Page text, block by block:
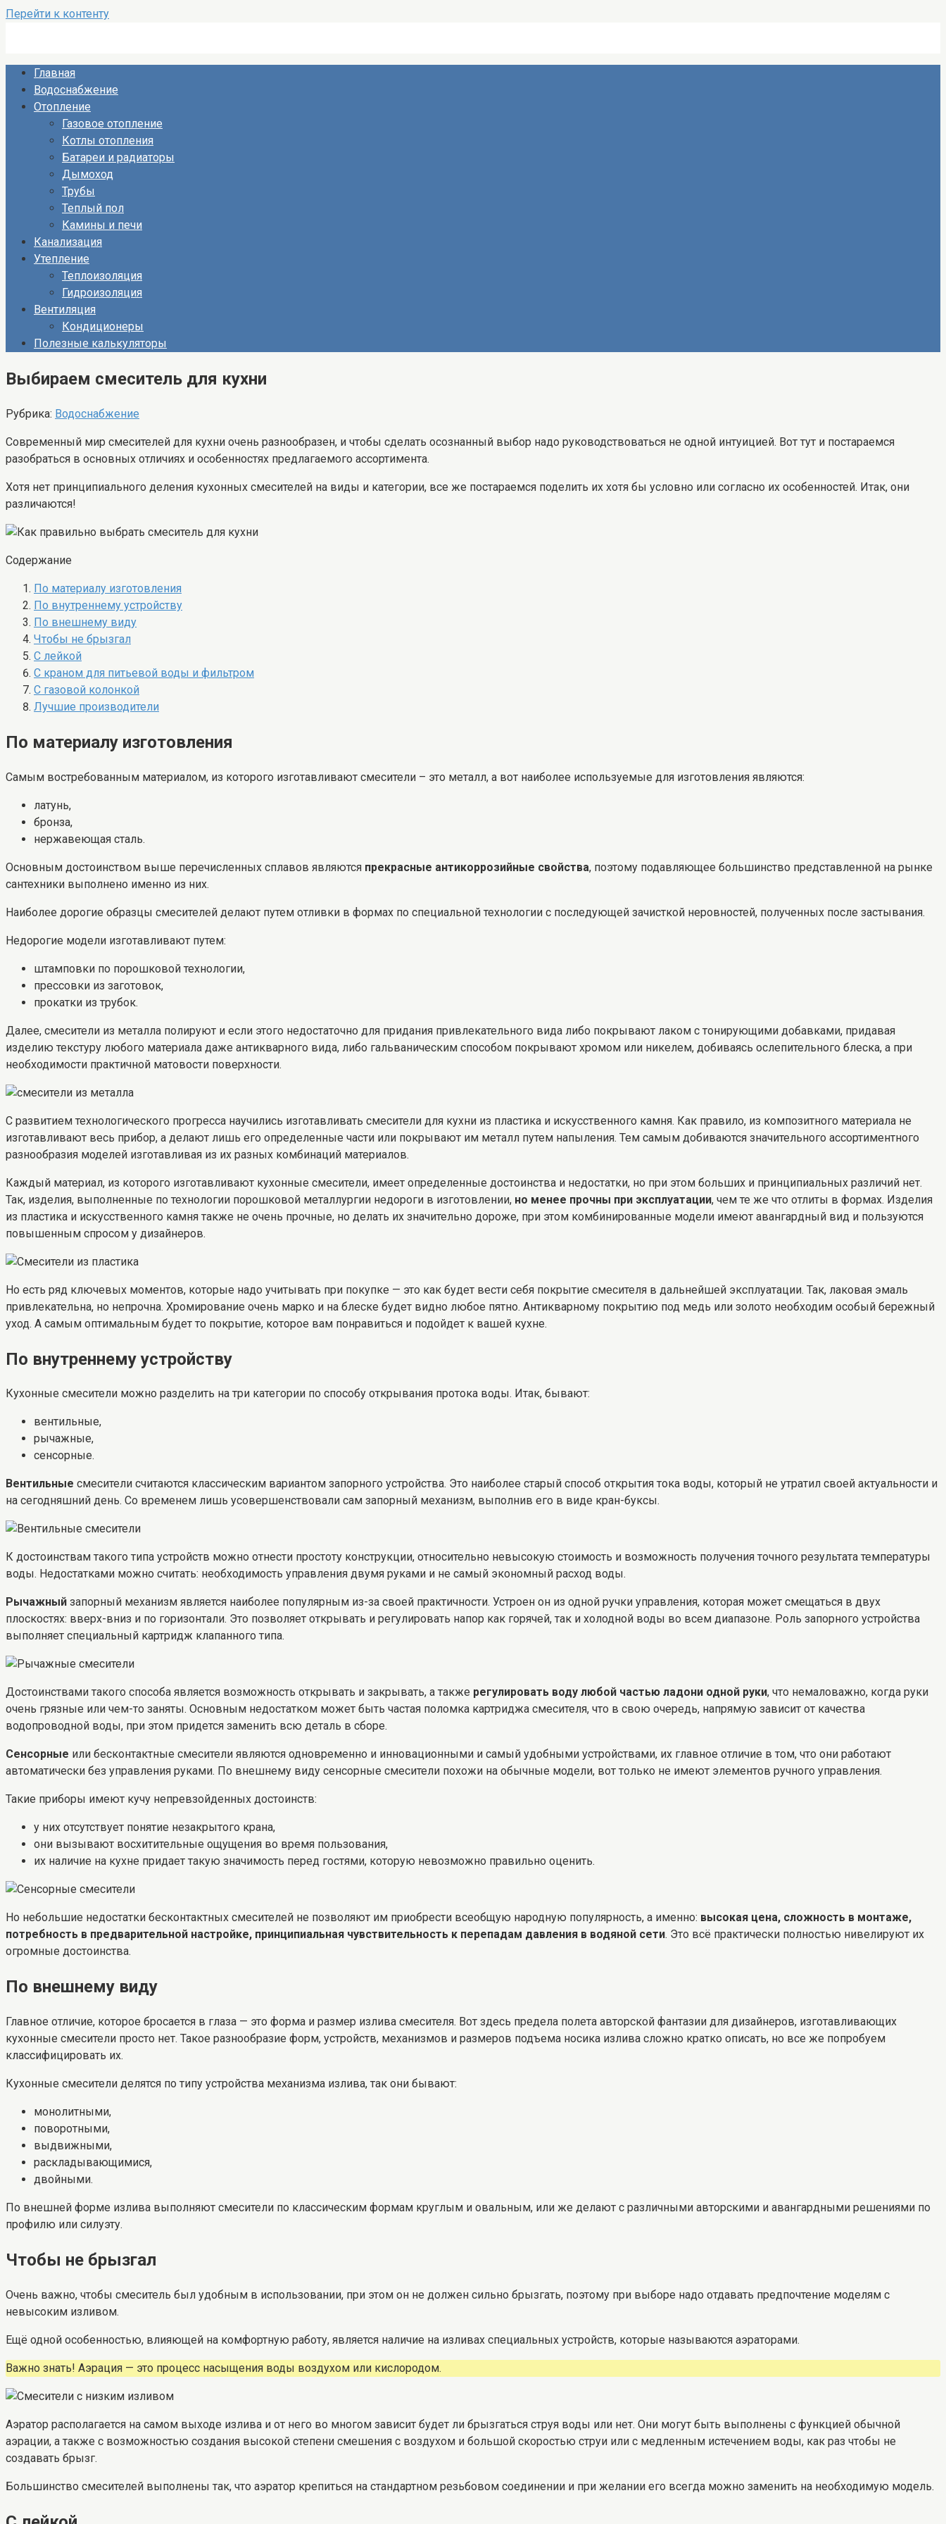
Перейти к контенту
Главная
Водоснабжение
Отопление
Газовое отопление
Котлы отопления
Батареи и радиаторы
Дымоход
Трубы
Теплый пол
Камины и печи
Канализация
Утепление
Теплоизоляция
Гидроизоляция
Вентиляция
Кондиционеры
Полезные калькуляторы
Выбираем смеситель для кухни
Рубрика: Водоснабжение
Современный мир смесителей для кухни очень разнообразен, и чтобы сделать осознанный выбор надо руководствоваться не одной интуицией. Вот тут и постараемся
разобраться в основных отличиях и особенностях предлагаемого ассортимента.
Хотя нет принципиального деления кухонных смесителей на виды и категории, все же постараемся поделить их хотя бы условно или согласно их особенностей. Итак, они
различаются!
Содержание
По материалу изготовления
По внутреннему устройству
По внешнему виду
Чтобы не брызгал
С лейкой
С краном для питьевой воды и фильтром
С газовой колонкой
Лучшие производители
По материалу изготовления
Самым востребованным материалом, из которого изготавливают смесители – это металл, а вот наиболее используемые для изготовления являются:
латунь,
бронза,
нержавеющая сталь.
Основным достоинством выше перечисленных сплавов являются прекрасные антикоррозийные свойства, поэтому подавляющее большинство представленной на рынке
сантехники выполнено именно из них.
Наиболее дорогие образцы смесителей делают путем отливки в формах по специальной технологии с последующей зачисткой неровностей, полученных после застывания.
Недорогие модели изготавливают путем:
штамповки по порошковой технологии,
прессовки из заготовок,
прокатки из трубок.
Далее, смесители из металла полируют и если этого недостаточно для придания привлекательного вида либо покрывают лаком с тонирующими добавками, придавая
изделию текстуру любого материала даже антикварного вида, либо гальваническим способом покрывают хромом или никелем, добиваясь ослепительного блеска, а при
необходимости практичной матовости поверхности.
С развитием технологического прогресса научились изготавливать смесители для кухни из пластика и искусственного камня. Как правило, из композитного материала не
изготавливают весь прибор, а делают лишь его определенные части или покрывают им металл путем напыления. Тем самым добиваются значительного ассортиментного
разнообразия моделей изготавливая из их разных комбинаций материалов.
Каждый материал, из которого изготавливают кухонные смесители, имеет определенные достоинства и недостатки, но при этом больших и принципиальных различий нет.
Так, изделия, выполненные по технологии порошковой металлургии недороги в изготовлении, но менее прочны при эксплуатации, чем те же что отлиты в формах. Изделия
из пластика и искусственного камня также не очень прочные, но делать их значительно дороже, при этом комбинированные модели имеют авангардный вид и пользуются
повышенным спросом у дизайнеров.
Но есть ряд ключевых моментов, которые надо учитывать при покупке — это как будет вести себя покрытие смесителя в дальнейшей эксплуатации. Так, лаковая эмаль
привлекательна, но непрочна. Хромирование очень марко и на блеске будет видно любое пятно. Антикварному покрытию под медь или золото необходим особый бережный
уход. А самым оптимальным будет то покрытие, которое вам понравиться и подойдет к вашей кухне.
По внутреннему устройству
Кухонные смесители можно разделить на три категории по способу открывания протока воды. Итак, бывают:
вентильные,
рычажные,
сенсорные.
Вентильные смесители считаются классическим вариантом запорного устройства. Это наиболее старый способ открытия тока воды, который не утратил своей актуальности и
на сегодняшний день. Со временем лишь усовершенствовали сам запорный механизм, выполнив его в виде кран-буксы.
К достоинствам такого типа устройств можно отнести простоту конструкции, относительно невысокую стоимость и возможность получения точного результата температуры
воды. Недостатками можно считать: необходимость управления двумя руками и не самый экономный расход воды.
Рычажный запорный механизм является наиболее популярным из-за своей практичности. Устроен он из одной ручки управления, которая может смещаться в двух
плоскостях: вверх-вниз и по горизонтали. Это позволяет открывать и регулировать напор как горячей, так и холодной воды во всем диапазоне. Роль запорного устройства
выполняет специальный картридж клапанного типа.
Достоинствами такого способа является возможность открывать и закрывать, а также регулировать воду любой частью ладони одной руки, что немаловажно, когда руки
очень грязные или чем-то заняты. Основным недостатком может быть частая поломка картриджа смесителя, что в свою очередь, напрямую зависит от качества
водопроводной воды, при этом придется заменить всю деталь в сборе.
Сенсорные или бесконтактные смесители являются одновременно и инновационными и самый удобными устройствами, их главное отличие в том, что они работают
автоматически без управления руками. По внешнему виду сенсорные смесители похожи на обычные модели, вот только не имеют элементов ручного управления.
Такие приборы имеют кучу непревзойденных достоинств:
у них отсутствует понятие незакрытого крана,
они вызывают восхитительные ощущения во время пользования,
их наличие на кухне придает такую значимость перед гостями, которую невозможно правильно оценить.
Но небольшие недостатки бесконтактных смесителей не позволяют им приобрести всеобщую народную популярность, а именно: высокая цена, сложность в монтаже,
потребность в предварительной настройке, принципиальная чувствительность к перепадам давления в водяной сети. Это всё практически полностью нивелируют их
огромные достоинства.
По внешнему виду
Главное отличие, которое бросается в глаза — это форма и размер излива смесителя. Вот здесь предела полета авторской фантазии для дизайнеров, изготавливающих
кухонные смесители просто нет. Такое разнообразие форм, устройств, механизмов и размеров подъема носика излива сложно кратко описать, но все же попробуем
классифицировать их.
Кухонные смесители делятся по типу устройства механизма излива, так они бывают:
монолитными,
поворотными,
выдвижными,
раскладывающимися,
двойными.
По внешней форме излива выполняют смесители по классическим формам круглым и овальным, или же делают с различными авторскими и авангардными решениями по
профилю или силуэту.
Чтобы не брызгал
Очень важно, чтобы смеситель был удобным в использовании, при этом он не должен сильно брызгать, поэтому при выборе надо отдавать предпочтение моделям с
невысоким изливом.
Ещё одной особенностью, влияющей на комфортную работу, является наличие на изливах специальных устройств, которые называются аэраторами.
Важно знать! Аэрация — это процесс насыщения воды воздухом или кислородом.
Аэратор располагается на самом выходе излива и от него во многом зависит будет ли брызгаться струя воды или нет. Они могут быть выполнены с функцией обычной
аэрации, а также с возможностью создания высокой степени смешения с воздухом и большой скоростью струи или с медленным истечением воды, как раз чтобы не
создавать брызг.
Большинство смесителей выполнены так, что аэратор крепиться на стандартном резьбовом соединении и при желании его всегда можно заменить на необходимую модель.